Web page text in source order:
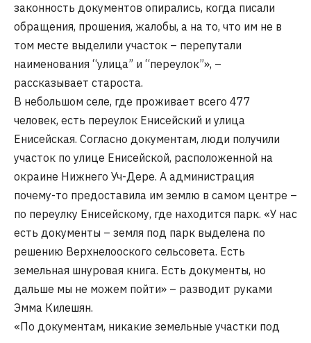
законность документов опирались, когда писали
обращения, прошения, жалобы, а на то, что им не в
том месте выделили участок – перепутали
наименования “улица” и “переулок”», –
рассказывает староста.
В небольшом селе, где проживает всего 477
человек, есть переулок Енисейский и улица
Енисейская. Согласно документам, люди получили
участок по улице Енисейской, расположенной на
окраине Нижнего Уч-Дере. А администрация
почему-то предоставила им землю в самом центре –
по переулку Енисейскому, где находится парк. «У нас
есть документы – земля под парк выделена по
решению Верхнелооского сельсовета. Есть
земельная шнуровая книга. Есть документы, но
дальше мы не можем пойти» – разводит руками
Эмма Килешян.
«По документам, никакие земельные участки под